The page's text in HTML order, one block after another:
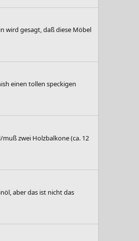
wird gesagt, daß diese Möbel
einen tollen speckigen
zwei Holzbalkone (ca. 12
aber das ist nicht das